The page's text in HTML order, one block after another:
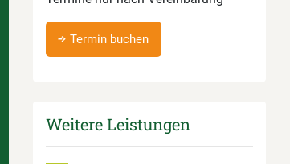
Termin buchen
Weitere Leistungen